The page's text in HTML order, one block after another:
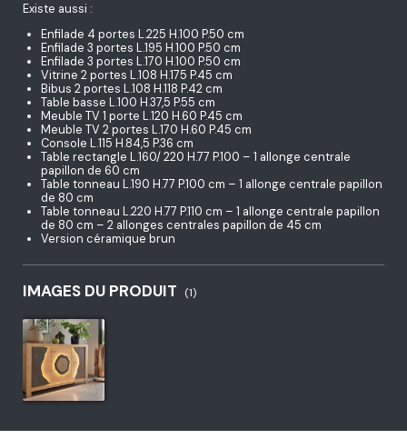
Existe aussi :
Enfilade 4 portes L.225 H.100 P.50 cm
Enfilade 3 portes L.195 H.100 P.50 cm
Enfilade 3 portes L.170 H.100 P.50 cm
Vitrine 2 portes L.108 H.175 P.45 cm
Bibus 2 portes L.108 H.118 P.42 cm
Table basse L.100 H.37,5 P.55 cm
Meuble TV 1 porte L.120 H.60 P.45 cm
Meuble TV 2 portes L.170 H.60 P.45 cm
Console L.115 H.84,5 P.36 cm
Table rectangle L.160/ 220 H.77 P.100 – 1 allonge centrale
papillon de 60 cm
Table tonneau L.190 H.77 P.100 cm – 1 allonge centrale papillon
de 80 cm
Table tonneau L.220 H.77 P.110 cm – 1 allonge centrale papillon
de 80 cm – 2 allonges centrales papillon de 45 cm
Version céramique brun
IMAGES DU PRODUIT (1)